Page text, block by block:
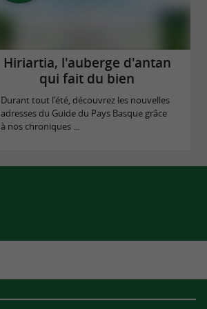
Hiriartia, l'auberge d'antan
qui fait du bien
Durant tout l'été, découvrez les nouvelles
adresses du Guide du Pays Basque grâce
à nos chroniques ...